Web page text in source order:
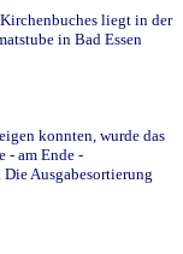
liegt in der
in Bad Essen
konnten, wurde das
- am Ende -
Ausgabesortierung